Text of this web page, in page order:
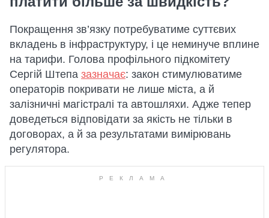
Покращення зв’язку потребуватиме суттєвих
вкладень в інфраструктуру, і це неминуче вплине
на тарифи. Голова профільного підкомітету
Сергій Штепа зазначає: закон стимулюватиме
операторів покривати не лише міста, а й
залізничні магістралі та автошляхи. Адже тепер
доведеться відповідати за якість не тільки в
договорах, а й за результатами вимірювань
регулятора.